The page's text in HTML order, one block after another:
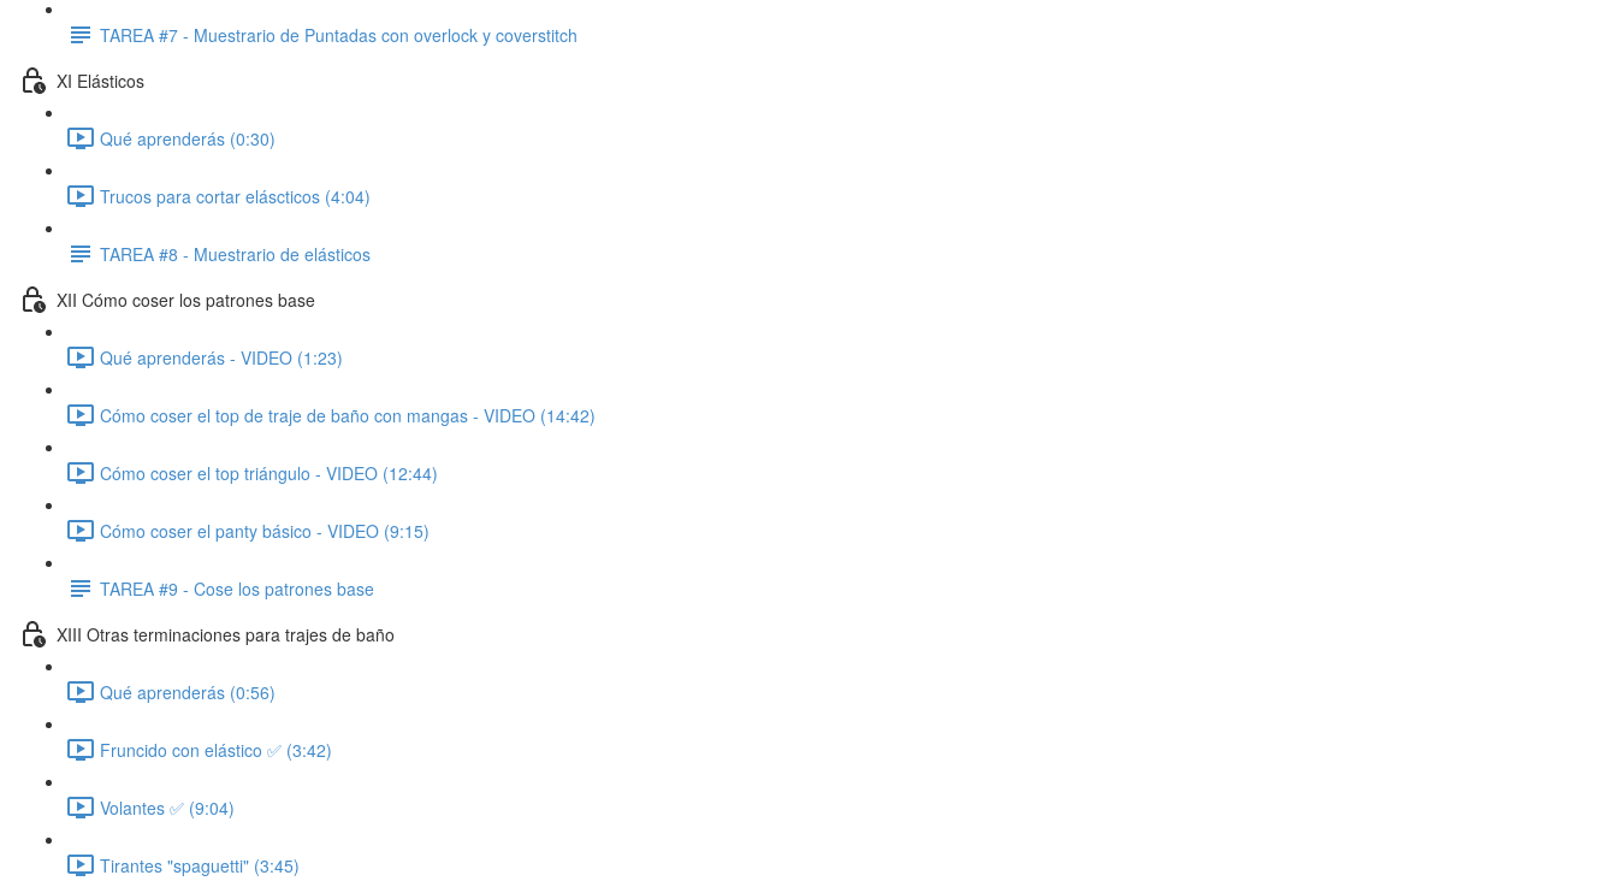
TAREA #7 - Muestrario de Puntadas con overlock y coverstitch
XI Elásticos
Qué aprenderás (0:30)
Trucos para cortar eláscticos (4:04)
TAREA #8 - Muestrario de elásticos
XII Cómo coser los patrones base
Qué aprenderás - VIDEO (1:23)
Cómo coser el top de traje de baño con mangas - VIDEO (14:42)
Cómo coser el top triángulo - VIDEO (12:44)
Cómo coser el panty básico - VIDEO (9:15)
TAREA #9 - Cose los patrones base
XIII Otras terminaciones para trajes de baño
Qué aprenderás (0:56)
Fruncido con elástico ✅ (3:42)
Volantes ✅ (9:04)
Tirantes "spaguetti" (3:45)